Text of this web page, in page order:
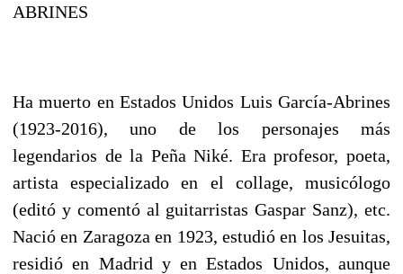
ABRINES
Ha muerto en Estados Unidos Luis García-Abrines
(1923-2016), uno de los personajes más
legendarios de la Peña Niké. Era profesor, poeta,
artista especializado en el collage, musicólogo
(editó y comentó al guitarristas Gaspar Sanz), etc.
Nació en Zaragoza en 1923, estudió en los Jesuitas,
residió en Madrid y en Estados Unidos, aunque